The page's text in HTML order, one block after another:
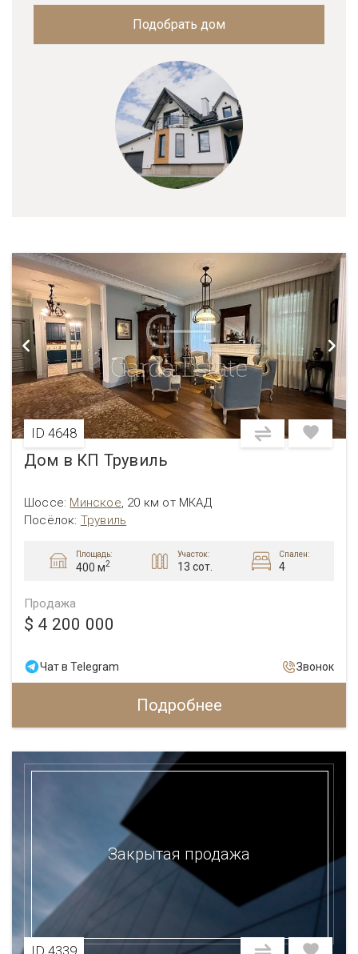
Подобрать дом
ID 4648
Дом в КП Трувиль
Шоссе: Минское 20 км от МКАД
Посёлок: Трувиль
Площадь:
400 м2
Участок:
13 сот.
Спален:
4
Продажа
$ 4 200 000
Чат в Telegram Звонок
Подробнее
Закрытая продажа